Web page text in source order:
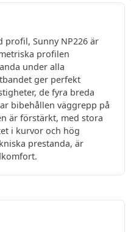
profil, Sunny NP226 är
profilen
under alla
ger perfekt
de fyra breda
bibehållen väggrepp på
är förstärkt, med stora
i kurvor och hög
prestanda, är